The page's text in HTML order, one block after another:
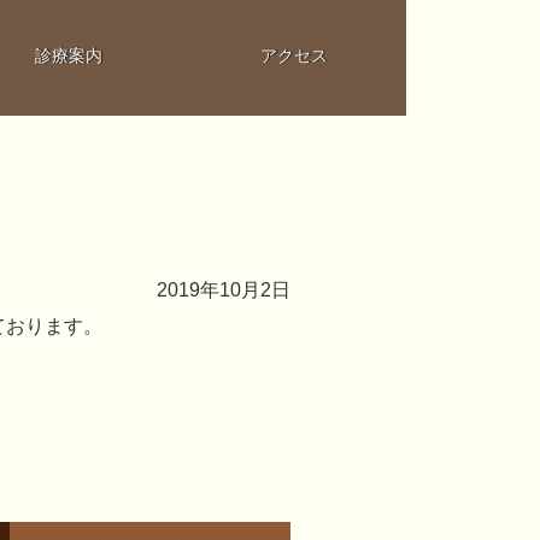
診療案内 アクセス
2019年10月2日
ります。